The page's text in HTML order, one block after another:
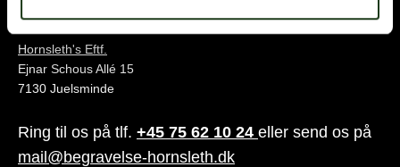
Hornsleth's Eftf.
Ejnar Schous Allé 15
7130 Juelsminde
Ring til os på tlf. +45 75 62 10 24 eller send os på
mail@begravelse-hornsleth.dk